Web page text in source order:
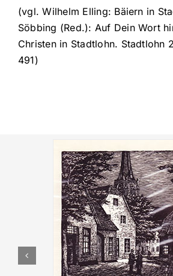
(vgl. Wilhelm Elling: Bäiern in
Söbbing (Red.): Auf Dein Wort
Christen in Stadtlohn. Stadtlohn
491)